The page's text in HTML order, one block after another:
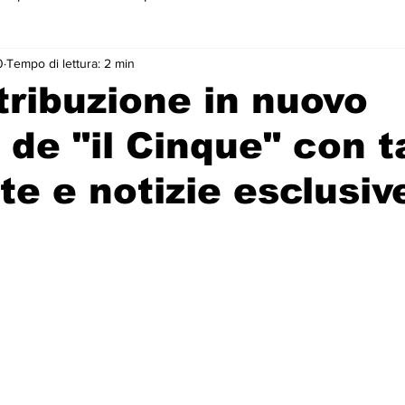
piano
in nuovo
de "il Cinque" con
e notizie
Tempo di lettura: 2 min